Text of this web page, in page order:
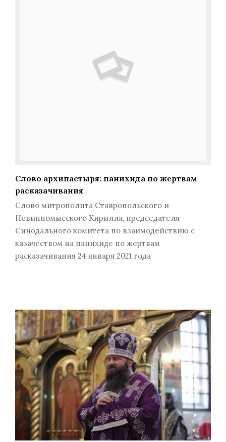
Слово архипастыря: панихида по жертвам
расказачивания
Слово митрополита Ставропольского и
Невинномысского Кирилла, председателя
Синодального комитета по взаимодействию с
казачеством на панихиде по жертвам
расказачивания 24 января 2021 года